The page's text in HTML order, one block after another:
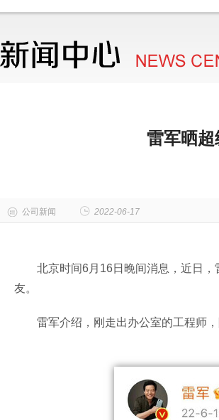
雷军晒
公司新闻 2022-06-17
北京时间6月16日晚间消息，近日
友。
雷军介绍，刚走出办公室的工程师